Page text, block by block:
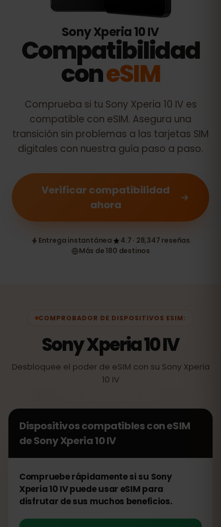
Sony Xperia 10 IV
Compatibilidad
coneSIM
Comprueba si tu Sony Xperia 10 IV es
compatible con eSIM. Asegura una
transición sin problemas a las tarjetas SIM
digitales con nuestra guía paso a paso.
Verificar compatibilidad
ahora
Entrega instantánea
4.7 · 28,347 reseñas
Más de 180 destinos
COMPROBADOR DE DISPOSITIVOS ESIM:
Sony Xperia 10 IV
Desbloquee el poder de eSIM con su Sony Xperia
10 IV
Dispositivos compatibles con eSIM
deSony Xperia 10 IV
Compruebe rápidamente si su Sony
Xperia 10 IV puede usar eSIM para
disfrutar de sus muchos beneficios.